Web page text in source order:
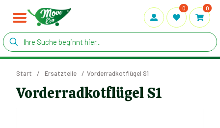
0 0
Start / Ersatzteile / Vorderradkotflügel S1
Vorderradkotflügel S1